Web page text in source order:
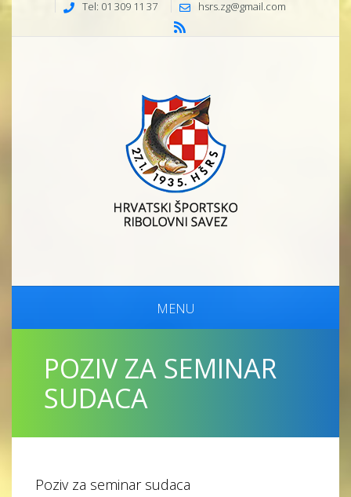
Tel: 01 309 11 37 hsrs.zg@gmail.com
MENU
POZIV ZA SEMINAR
SUDACA
Poziv za seminar sudaca